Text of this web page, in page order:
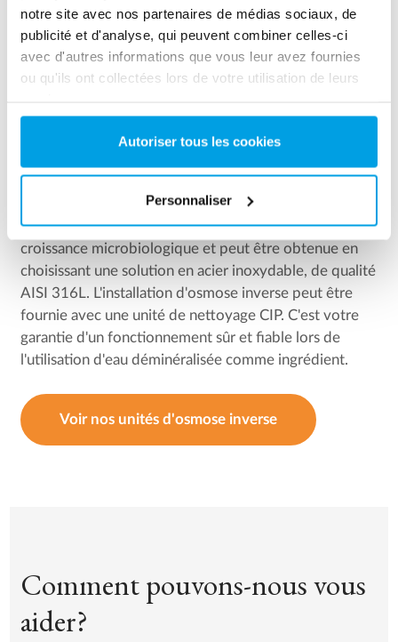
notre site avec nos partenaires de médias sociaux, de
publicité et d'analyse, qui peuvent combiner celles-ci
avec d'autres informations que vous leur avez fournies
ou qu'ils ont collectées lors de votre utilisation de leurs
Autoriser tous les cookies
Personnaliser
Unité d'osmose inverse en conception
aseptique
Une conception aseptique garantit un faible risque de
croissance microbiologique et peut être obtenue en
choisissant une solution en acier inoxydable, de qualité
AISI 316L. L'installation d'osmose inverse peut être
fournie avec une unité de nettoyage CIP. C'est votre
garantie d'un fonctionnement sûr et fiable lors de
l'utilisation d'eau déminéralisée comme ingrédient.
Voir nos unités d'osmose inverse
Comment pouvons-nous vous
aider?